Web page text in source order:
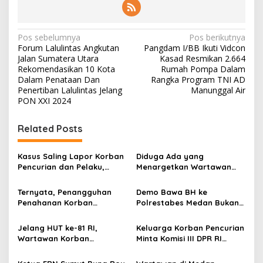
N
a
v
i
g
a
s
i
p
o
s
Pos sebelumnya
Forum Lalulintas Angkutan
Jalan Sumatera Utara
Rekomendasikan 10 Kota
Dalam Penataan Dan
Penertiban Lalulintas Jelang
PON XXI 2024
Pos berikutnya
Pangdam I/BB Ikuti Vidcon
Kasad Resmikan 2.664
Rumah Pompa Dalam
Rangka Program TNI AD
Manunggal Air
Related Posts
Kasus Saling Lapor Korban
Pencurian dan Pelaku,
Nasution Minta
Kapolrestabes Medan
larut
Diduga Ada yang
Menargetkan Wartawan
Tersangka dan Dpo Karena
Membantu Polisi
Ternyata, Penangguhan
Penahanan Korban
di Polrestabes Medan
Setelah Membantu Polisi
Demo Bawa BH ke
Polrestabes Medan Bukan
Pun, Melainkan Simbol Kritik
dan Rasa Kecewa
Jelang HUT ke-81 RI,
Wartawan Korban
Polisi Menangkap Pelaku
Keluarga Korban Pencurian
Minta Komisi III DPR RI
Laporan Dugaan Penipuan